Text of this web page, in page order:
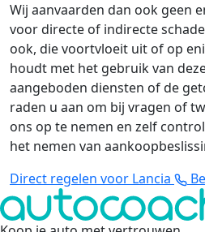
Wij aanvaarden dan ook geen
voor directe of indirecte
ook, die voortvloeit uit of op
houdt met het gebruik van
aangeboden diensten of de
raden u aan om bij vragen of
ons op te nemen en zelf
het nemen van
Direct regelen voor Lancia